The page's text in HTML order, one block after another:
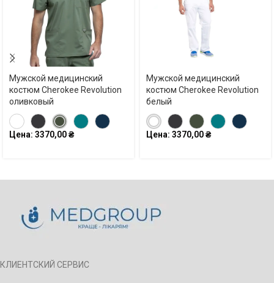
Мужской медицинский
костюм Cherokee Revolution
оливковый
Цена: 3370,00₴
Мужской медицинский
костюм Cherokee Revolution
белый
Цена: 3370,00₴
КЛИЕНТСКИЙ СЕРВИС